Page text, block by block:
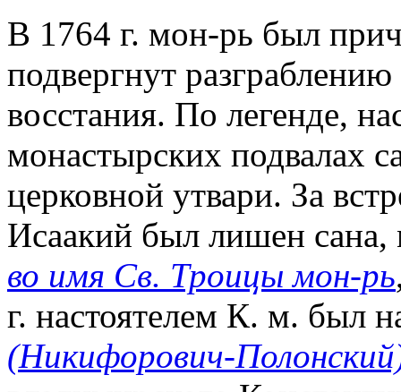
В 1764 г. мон-рь был
подвергнут
восстания. По легенде,
монастырских подвалах
церковной утвари. За
Исаакий был лишен
во имя Св. Троицы мон-рь
г. настоятелем К. м. был
(Никифорович-